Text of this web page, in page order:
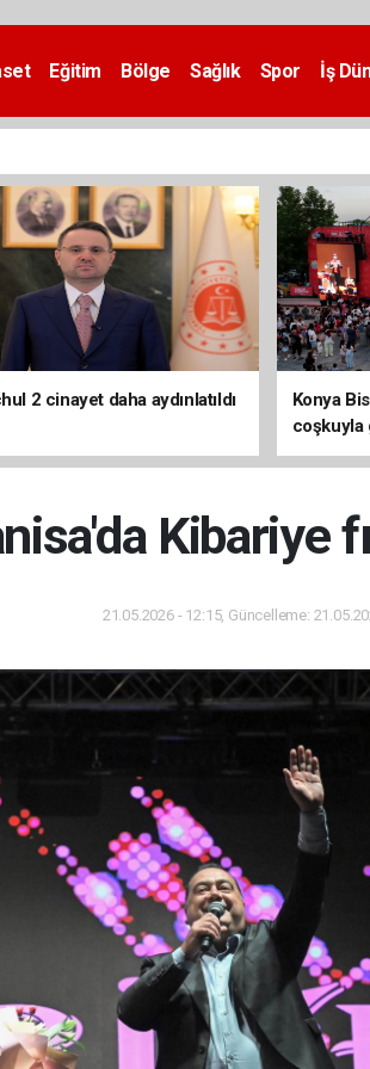
Eğitim Bölge Sağlık Spor İş
2 cinayet daha aydınlatıldı
Konya
coşkuyla
Kibariye
21.05.2026 - 12:15, Güncelleme: